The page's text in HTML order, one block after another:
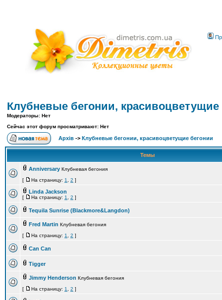
Клубневые бегонии, красивоцветущие
Модераторы: Нет
Сейчас этот форум просматривают: Нет
Архів -> Клубневые бегонии, красивоцветущие бегонии
Темы
Anniversary Клубневая бегония
[
На страницу: 1 2 ]
Linda Jackson
[ На страницу: 1 2 ]
Tequila Sunrise (Blackmore&Langdon)
Fred Martin Клубневая бегония
[
На страницу: 1 2 ]
Can Can
Tigger
Jimmy Henderson Клубневая бегония
[
На страницу: 1 2 ]